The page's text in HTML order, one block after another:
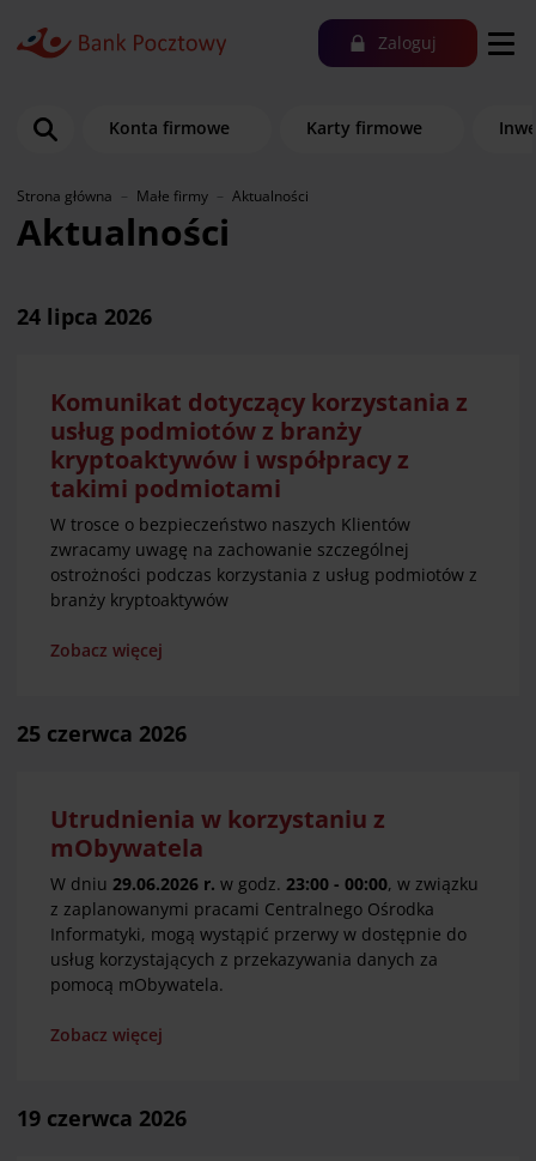
Zaloguj
Konta firmowe Karty firmowe
Strona główna Małe firmy Aktualności
Aktualności
24 lipca 2026
Komunikat dotyczący korzystania z
usług podmiotów z branży
kryptoaktywów i współpracy z
takimi podmiotami
W trosce o bezpieczeństwo naszych Klientów
zwracamy uwagę na zachowanie szczególnej
ostrożności podczas korzystania z usług podmiotów z
branży kryptoaktywów
Zobacz więcej
25 czerwca 2026
Utrudnienia w korzystaniu z
mObywatela
W dniu 29.06.2026 r. w godz. 23:00 - 00:00, w związku
z zaplanowanymi pracami Centralnego Ośrodka
Informatyki, mogą wystąpić przerwy w dostępnie do
usług korzystających z przekazywania danych za
pomocą mObywatela.
Zobacz więcej
19 czerwca 2026